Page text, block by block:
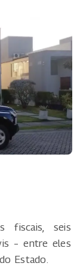
fiscais, seis
– entre eles
Estado.